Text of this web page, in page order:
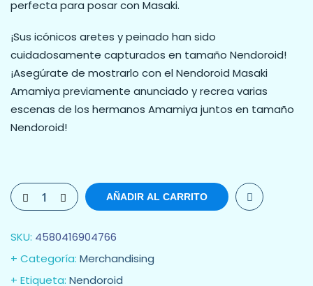
perfecta para posar con Masaki.
¡Sus icónicos aretes y peinado han sido
cuidadosamente capturados en tamaño Nendoroid!
¡Asegúrate de mostrarlo con el Nendoroid Masaki
Amamiya previamente anunciado y recrea varias
escenas de los hermanos Amamiya juntos en tamaño
Nendoroid!
AÑADIR AL CARRITO
SKU: 4580416904766
Categoría: Merchandising
Etiqueta: Nendoroid